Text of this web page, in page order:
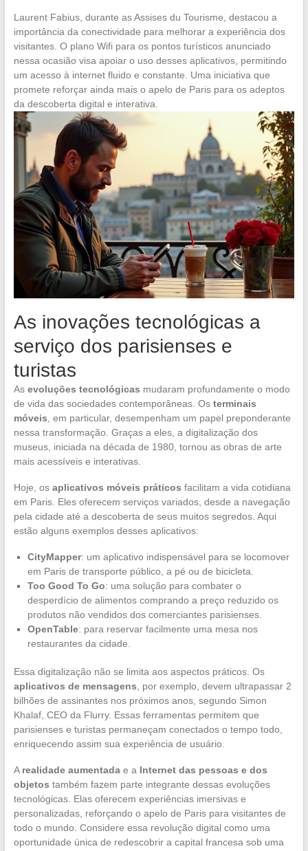
Laurent Fabius, durante as Assises du Tourisme, destacou a
importância da conectividade para melhorar a experiência dos
visitantes. O plano Wifi para os pontos turísticos anunciado
nessa ocasião visa apoiar o uso desses aplicativos, permitindo
um acesso à internet fluido e constante. Uma iniciativa que
promete reforçar ainda mais o apelo de Paris para os adeptos
da descoberta digital e interativa.
As inovações tecnológicas a
serviço dos parisienses e
turistas
As evoluções tecnológicas mudaram profundamente o modo
de vida das sociedades contemporâneas. Os terminais
móveis , em particular, desempenham um papel preponderante
nessa transformação. Graças a eles, a digitalização dos
museus, iniciada na década de 1980, tornou as obras de arte
mais acessíveis e interativas.
Hoje, os aplicativos móveis práticos facilitam a vida cotidiana
em Paris. Eles oferecem serviços variados, desde a navegação
pela cidade até a descoberta de seus muitos segredos. Aqui
estão alguns exemplos desses aplicativos:
CityMapper: um aplicativo indispensável para se locomover
em Paris de transporte público, a pé ou de bicicleta.
Too Good To Go: uma solução para combater o
desperdício de alimentos comprando a preço reduzido os
produtos não vendidos dos comerciantes parisienses.
OpenTable: para reservar facilmente uma mesa nos
restaurantes da cidade.
Essa digitalização não se limita aos aspectos práticos. Os
aplicativos de mensagens , por exemplo, devem ultrapassar 2
bilhões de assinantes nos próximos anos, segundo Simon
Khalaf, CEO da Flurry. Essas ferramentas permitem que
parisienses e turistas permaneçam conectados o tempo todo,
enriquecendo assim sua experiência de usuário.
A realidade aumentadae a Internet das pessoas e dos
objetos também fazem parte integrante dessas evoluções
tecnológicas. Elas oferecem experiências imersivas e
personalizadas, reforçando o apelo de Paris para visitantes de
todo o mundo. Considere essa revolução digital como uma
oportunidade única de redescobrir a capital francesa sob uma